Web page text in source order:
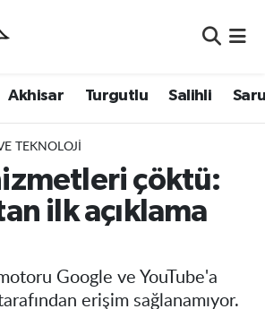
Akhisar Turgutlu Salihli
TEKNOLOJI
çöktü:
ilk açıklama
Google ve YouTube'a
erişim sağlanamıyor.
Eczaneler
Haritası
Durumu ve Fikstür